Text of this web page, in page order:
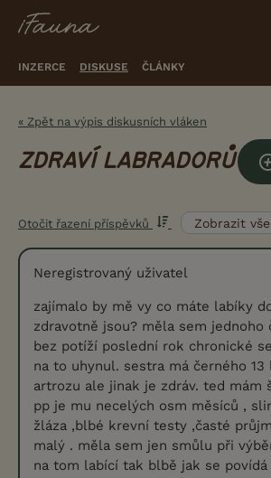
INZERCE DISKUSE ČLÁNKY
« Zpět na výpis diskusních vláken
ZDRAVÍ LABRADORŮ
Otočit řazení příspěvků
Neregistrovaný uživatel
zajímalo by mě vy co máte labíky
zdravotně jsou? měla sem jednoho
bez potíží poslední rok chronické
na to uhynul. sestra má černého 13
artrozu ale jinak je zdráv. ted mám
pp je mu necelých osm měsíců ,
žláza ,blbé krevní testy ,časté
malý . měla sem jen smůlu při
na tom labící tak blbě jak se povídá